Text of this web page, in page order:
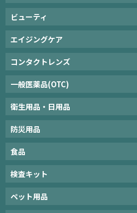
ビューティ
エイジングケア
コンタクトレンズ
一般医薬品(OTC)
衛生用品・日用品
防災用品
食品
検査キット
ペット用品